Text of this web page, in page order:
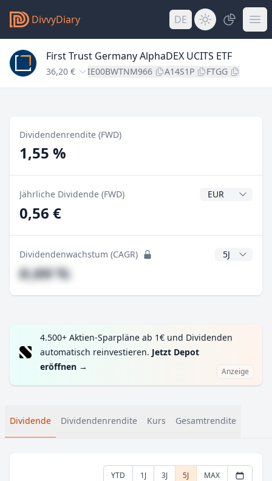
DivvyDiary DE
First Trust Germany AlphaDEX UCITS ETF
36,20 € IE00BWTNM966 A14S1P FTGG
Dividendenrendite (FWD)
1,55 %
Jährliche Dividende (FWD)
0,56 €
Dividendenwachstum (CAGR) CAGR Jahre
#,## %
4.500+ Aktien-Sparpläne ab 1€ und Dividenden
automatisch reinvestieren. Jetzt Depot
eröffnen → Anzeige
Dividende Dividendenrendite Kurs Gesamtrendite
YTD 1J 3J 5J MAX